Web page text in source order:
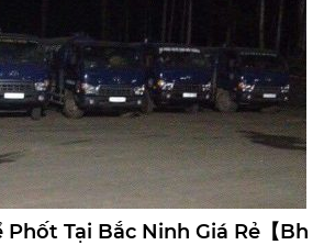
Tại Bắc Ninh Giá Rẻ【Bh